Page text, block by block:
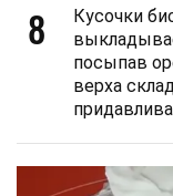
8
Кусочки
посыпав
верха